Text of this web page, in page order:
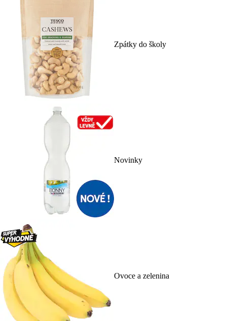
Zpátky do školy
Novinky
Ovoce a zelenina